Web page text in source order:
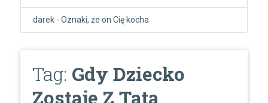
darek- Oznaki, że on Cię kocha
Tag: Gdy Dziecko
Zostaje Z Tata